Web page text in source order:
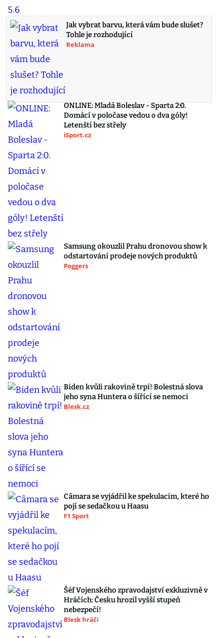
Jak vybrat barvu, která vám bude slušet?
Tohle je rozhodující
Reklama
ONLINE: Mladá Boleslav - Sparta 2:0.
Domácí v poločase vedou o dva góly!
Letenští bez střely
iSport.cz
Samsung okouzlil Prahu dronovou show k
odstartování prodeje nových produktů
Poggers
Biden kvůli rakovině trpí! Bolestná slova
jeho syna Huntera o šířící se nemoci
Blesk.cz
Câmara se vyjádřil ke spekulacím, které ho
pojí se sedačkou u Haasu
F1 Sport
Šéf Vojenského zpravodajství exkluzivně v
Hráčích: Česku hrozil vyšší stupeň
nebezpečí!
Blesk hráči